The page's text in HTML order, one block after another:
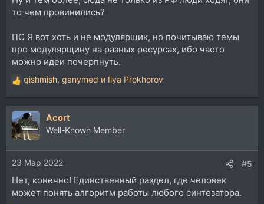
то чем провинились?
ПС Я вот хоть и не модулярщик, но почитываю темы
про модулярщину на разных ресурсах, ибо часто
можно идеи почерпнуть.
Р
е
а
к
ц
и
и
:
qishmish, ganymed и Ilya Prokhorov
Acort
Well-Known Member
23 Мар 2022 #5
Нет, конечно! Единственный раздел, где человек
может понять алгоритм работы любого синтезатора.